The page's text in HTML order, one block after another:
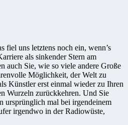
fiel uns letztens noch ein, wenn’s
als sinkender Stern am
auch Sie, wie so viele andere Große
Möglichkeit, der Welt zu
Künstler erst einmal wieder zu Ihren
Wurzeln zurückkehren. Und Sie
ursprünglich mal bei irgendeinem
irgendwo in der Radiowüste,